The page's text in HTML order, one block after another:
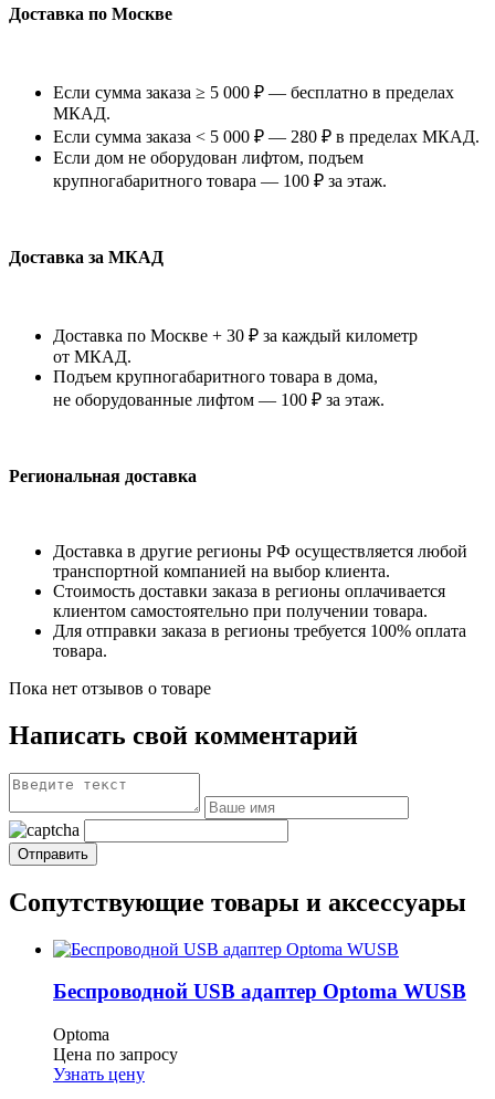
Доставка по Москве
Если сумма заказа ≥ 5 000 ₽ — бесплатно в пределах
МКАД.
Если сумма заказа < 5 000 ₽ — 280 ₽ в пределах МКАД.
Если дом не оборудован лифтом, подъем
крупногабаритного товара — 100 ₽ за этаж.
Доставка за МКАД
Доставка по Москве + 30 ₽ за каждый километр
от МКАД.
Подъем крупногабаритного товара в дома,
не оборудованные лифтом — 100 ₽ за этаж.
Региональная доставка
Доставка в другие регионы РФ осуществляется любой
транспортной компанией на выбор клиента.
Стоимость доставки заказа в регионы оплачивается
клиентом самостоятельно при получении товара.
Для отправки заказа в регионы требуется 100% оплата
товара.
Пока нет отзывов о товаре
Написать свой комментарий
Сопутствующие товары и аксессуары
Беспроводной USB адаптер Optoma WUSB
Optoma
Цена по запросу
Узнать цену